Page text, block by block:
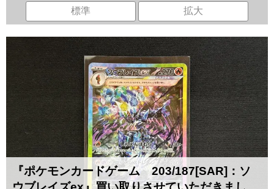
標準 拡大
『ポケモンカードゲーム 203/187[SAR]：ソ